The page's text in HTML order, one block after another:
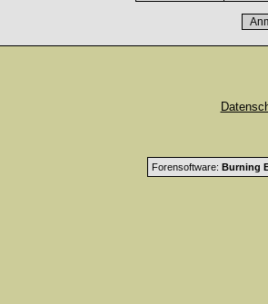
Forensoftware: Burning